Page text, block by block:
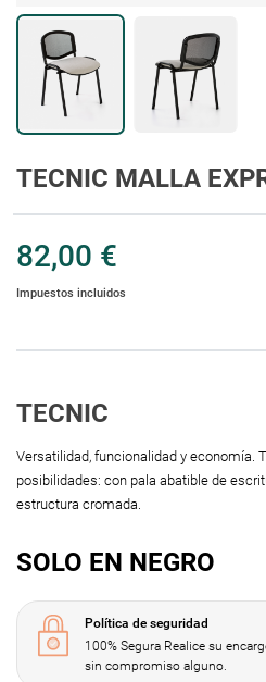
TECNIC MALLA
82,00 €
Impuestos incluidos
TECNIC
Versatilidad, funcionalidad y economía.
posibilidades: con pala abatible de
estructura cromada.
SOLO EN NEGRO
Política de seguridad
100% Segura Realice su
sin compromiso alguno.